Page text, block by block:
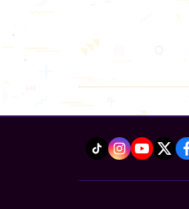
facebook
twitter
youtube
instagram
tiktok